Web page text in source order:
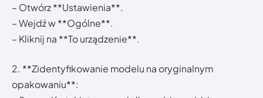
– Otwórz **Ustawienia**.
– Wejdź w **Ogólne**.
– Kliknij na **To urządzenie**.
2. **Zidentyfikowanie modelu na oryginalnym
opakowaniu**: